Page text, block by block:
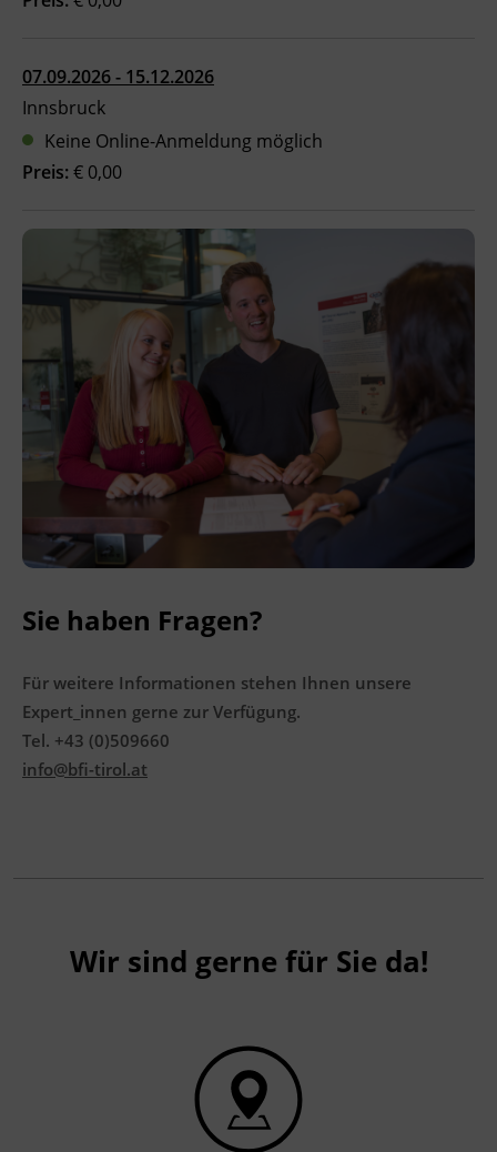
Akademisches Studienzentrum
Digitales Lernen
BFI Schwaz
07.09.2026 - 15.12.2026
Innsbruck
Keine Online-Anmeldung möglich
Preis: € 0,00
Sie haben Fragen?
Für weitere Informationen stehen Ihnen unsere
Expert_innen gerne zur Verfügung.
Tel. +43 (0)509660
info@bfi-tirol.at
Wir sind gerne für Sie da!